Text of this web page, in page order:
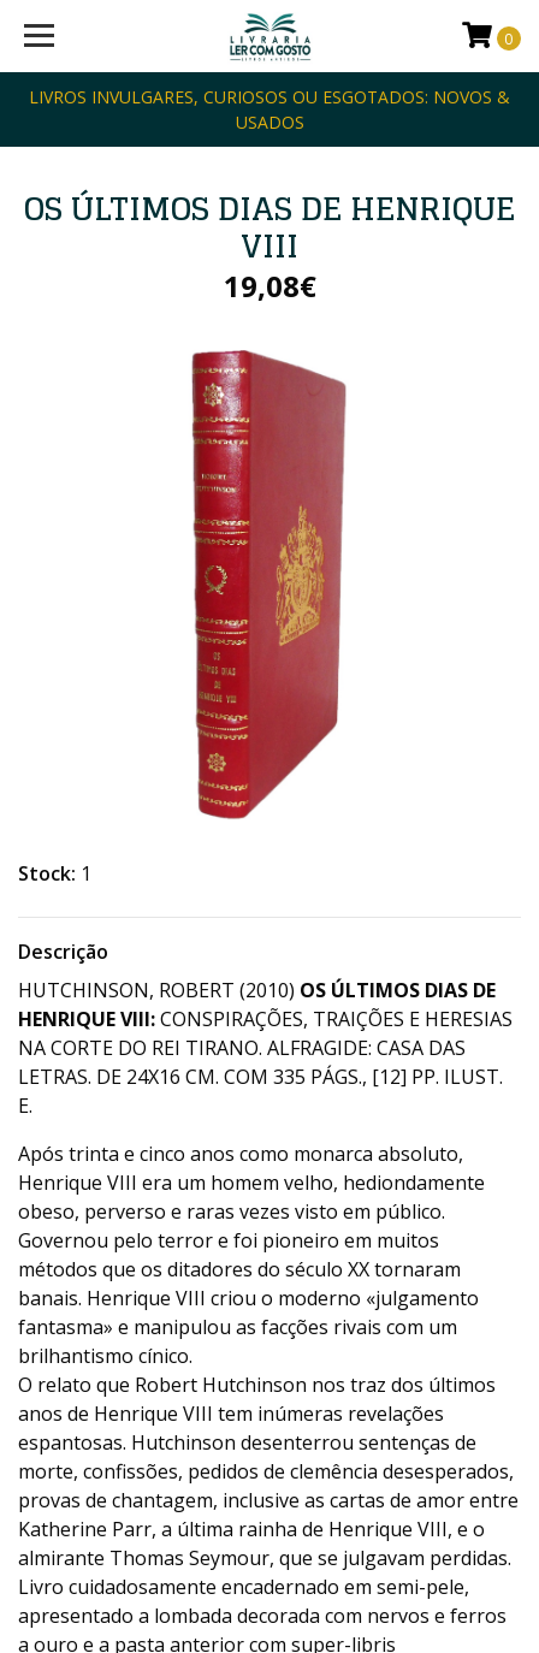
LIVROS INVULGARES, CURIOSOS OU ESGOTADOS: NOVOS &
USADOS
0
OS ÚLTIMOS DIAS DE HENRIQUE
VIII
19,08€
Stock: 1
Descrição
HUTCHINSON, ROBERT (2010) OS ÚLTIMOS DIAS DE
HENRIQUE VIII:CONSPIRAÇÕES, TRAIÇÕES E HERESIAS
NA CORTE DO REI TIRANO. ALFRAGIDE: CASA DAS
LETRAS. DE 24X16 CM. COM 335 PÁGS., [12] PP. ILUST.
E.
Após trinta e cinco anos como monarca absoluto,
Henrique VIII era um homem velho, hediondamente
obeso, perverso e raras vezes visto em público.
Governou pelo terror e foi pioneiro em muitos
métodos que os ditadores do século XX tornaram
banais. Henrique VIII criou o moderno «julgamento
fantasma» e manipulou as facções rivais com um
brilhantismo cínico.
O relato que Robert Hutchinson nos traz dos últimos
anos de Henrique VIII tem inúmeras revelações
espantosas. Hutchinson desenterrou sentenças de
morte, confissões, pedidos de clemência desesperados,
provas de chantagem, inclusive as cartas de amor entre
Katherine Parr, a última rainha de Henrique VIII, e o
almirante Thomas Seymour, que se julgavam perdidas.
Livro cuidadosamente encadernado em semi-pele,
apresentado a lombada decorada com nervos e ferros
a ouro e a pasta anterior com super-libris